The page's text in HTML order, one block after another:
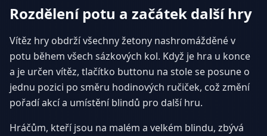
Rozdělení potu a začátek další hry
Vítěz hry obdrží všechny žetony nashromážděné v
potu během všech sázkových kol. Když je hra u konce
a je určen vítěz, tlačítko buttonu na stole se posune o
jednu pozici po směru hodinových ručiček, což změní
pořadí akcí a umístění blindů pro další hru.
Hráčům, kteří jsou na malém a velkém blindu, zbývá